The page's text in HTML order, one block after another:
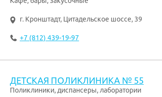
г. Кронштадт, Цитадельское шоссе, 39
+7 (812) 439-19-97
ДЕТСКАЯ ПОЛИКЛИНИКА № 55
Поликлиники, диспансеры, лаборатории